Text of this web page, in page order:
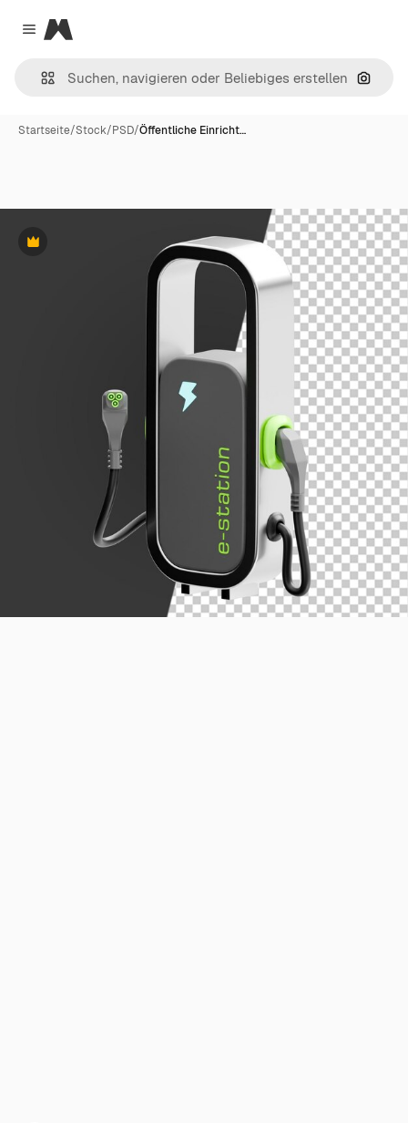
Close menu
Magnific
Nach
Startseite/Stock/PSD/Öffentliche Einricht…
Premium